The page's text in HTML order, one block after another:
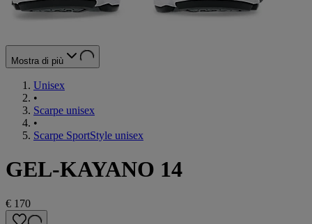
Mostra di più
Unisex
•
Scarpe unisex
•
Scarpe SportStyle unisex
GEL-KAYANO 14
€ 170